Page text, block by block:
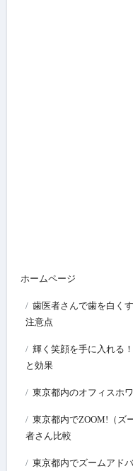
ホームページ
歯医者さんで歯を白く
注意点
輝く笑顔を手に入れる
と効果
東京都内のオフィスホ
東京都内でZOOM!（ズ
者さん比較
東京都内でズームアド